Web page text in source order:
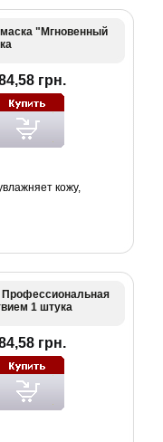
"Мгновенный
грн.
кожу,
Профессиональная
1 штука
грн.